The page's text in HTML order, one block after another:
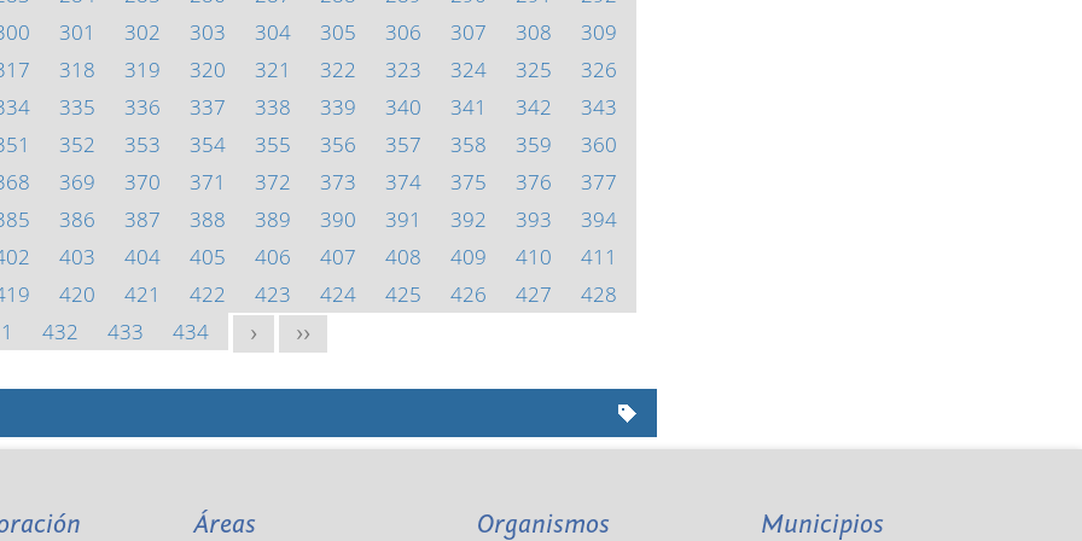
301 302 303 304 305 306 307 308
309
318 319 320 321 322 323 324 325
326
335 336 337 338 339 340 341 342
343
352 353 354 355 356 357 358 359
360
369 370 371 372 373 374 375 376
377
386 387 388 389 390 391 392 393
394
403 404 405 406 407 408 409 410
411
420 421 422 423 424 425 426 427
428
432 433 434 > >>
Áreas Organismos Municipios